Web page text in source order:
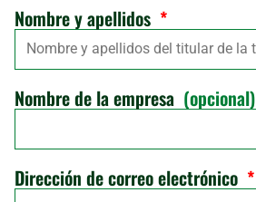
Nombre y apellidos *
Nombre de la empresa (opcional)
Dirección de correo electrónico *